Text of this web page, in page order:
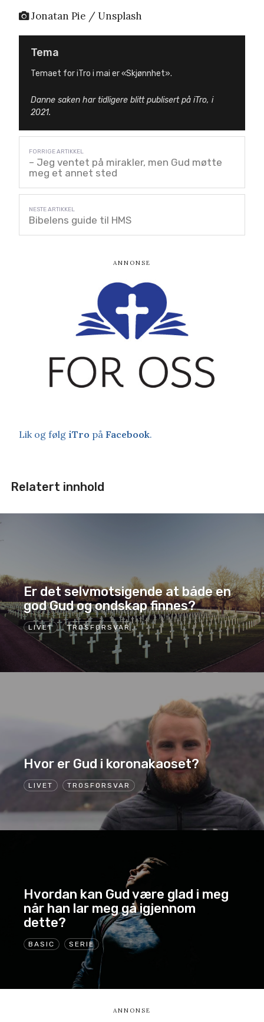
Jonatan Pie / Unsplash
Tema
Temaet for iTro i mai er «Skjønnhet».
Danne saken har tidligere blitt publisert på iTro, i
2021.
– Jeg ventet på mirakler, men Gud møtte
meg et annet sted
Bibelens guide til HMS
Lik og følg iTro på Facebook.
Relatert innhold
LIVET TROSFORSVAR
Er det selvmotsigende at både en
god Gud og ondskap finnes?
LIVET TROSFORSVAR
Hvor er Gud i koronakaoset?
BASIC SERIE
Hvordan kan Gud være glad i meg
når han lar meg gå igjennom
dette?